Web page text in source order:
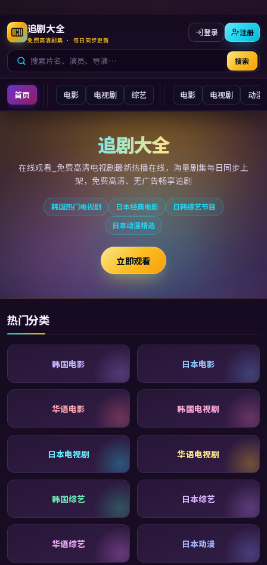
追剧大全
免费高清剧集 · 每日同步更新
搜索
登录 注册
首页 电影 电视剧 综艺 电影 电视剧 动漫
追剧大全
追剧大全
在线观看_免费高清电视剧最新热播在线，海量剧集每日同步上
架，免费高清、无广告畅享追剧
韩国热门电视剧 日本经典电影
日韩综艺节目
日本动漫精选
立即观看
热门分类
韩国电影 日本电影
华语电影 韩国电视剧
日本电视剧 华语电视剧
韩国综艺 日本综艺
华语综艺 日本动漫